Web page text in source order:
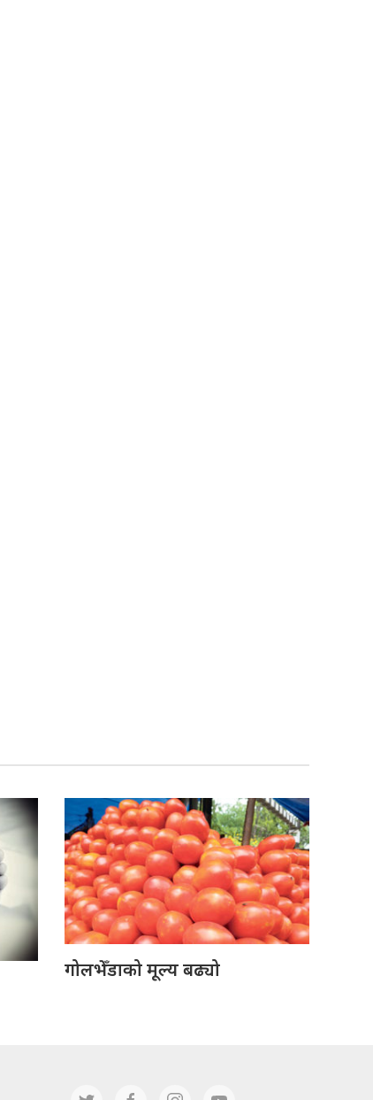
गोलभेँडाको मूल्य बढ्यो